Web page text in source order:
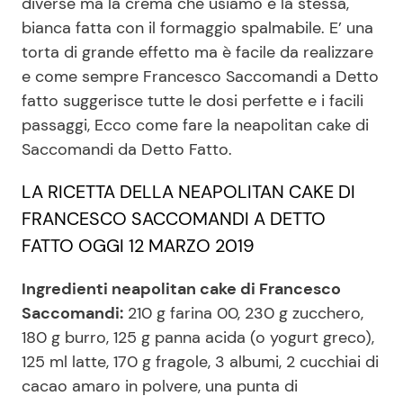
Salute
Viaggi e Turismo
Festività
Ricette Facili e Veloci
Ricette Feste
Ricette per Bambini
Seguici
Info
Chi siamo
Disclaimer e Privacy
bianca fatta con il formaggio spalmabile. E’ una
torta di grande effetto ma è facile da realizzare
e come sempre Francesco Saccomandi a Detto
fatto suggerisce tutte le dosi perfette e i facili
passaggi, Ecco come fare la neapolitan cake di
Saccomandi da Detto Fatto.
LA RICETTA DELLA NEAPOLITAN CAKE DI
FRANCESCO SACCOMANDI A DETTO
FATTO OGGI 12 MARZO 2019
Ingredienti neapolitan cake di Francesco
Saccomandi: 210 g farina 00, 230 g zucchero,
180 g burro, 125 g panna acida (o yogurt greco),
125 ml latte, 170 g fragole, 3 albumi, 2 cucchiai di
cacao amaro in polvere, una punta di